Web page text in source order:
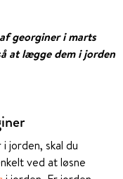
georginer i marts
at lægge dem i jorden
jorden, skal du
ved at løsne